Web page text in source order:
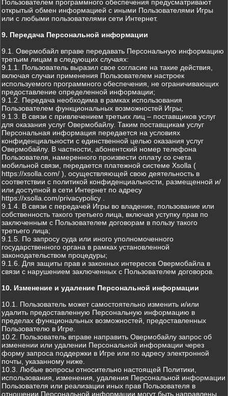
Пользователем программного обеспечения предусматривают
открытый обмен информацией с иными Пользователями Игры
или с любыми пользователями сети Интернет.
9. Передача Персональной информации
9.1. Овермобайл вправе передавать Персональную информацию
третьим лицам в следующих случаях:
9.1.1. Пользователь выразил свое согласие на такие действия,
включая случаи применения Пользователем настроек
используемого программного обеспечения, не ограничивающих
предоставление определенной информации;
9.1.2. Передача необходима в рамках использования
Пользователем функциональных возможностей Игры;
9.1.3. В связи с привлечением третьих лиц – поставщиков услуг
для оказания услуг Овермобайлу. Таким поставщикам услуг
Персональная информация передается на условиях
конфиденциальности с единственной целью оказания услуг
Овермобайлу. В частности, абонентский номер телефона
Пользователя, намеренного произвести оплату со счета
мобильной связи, передается платежной системе Xsolla (
https://xsolla.com/ ), осуществляющей свою деятельность в
соответствии с политикой конфиденциальности, размещенной и/
или доступной в сети Интернет по адресу
https://xsolla.com/privacypolicy .
9.1.4. В связи с передачей Игры во владение, пользование или
собственность такого третьего лица, включая уступку прав по
заключенным с Пользователем договорам в пользу такого
третьего лица;
9.1.5. По запросу суда или иного уполномоченного
государственного органа в рамках установленной
законодательством процедуры;
9.1.6. Для защиты прав и законных интересов Овермобайла в
связи с нарушением заключенных с Пользователем договоров.
10. Изменение и удаление Персональной информации
10.1. Пользователь может самостоятельно изменить и/или
удалить предоставленную Персональную информацию в
пределах функциональных возможностей, предоставленных
Пользователю в Игре.
10.2. Пользователь вправе направить Овермобайлу запрос об
изменении или удалении Персональной информации через
форму запроса поддержки в Игре или по адресу электронной
почты, указанному ниже.
10.3. Любые вопросы относительно настоящей Политики,
использования, изменения, удаления Персональной информации
Пользователя или реализации иных прав Пользователя в
отношении Персональной информации могут быть направлены